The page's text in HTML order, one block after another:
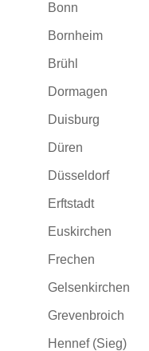
Bonn
Bornheim
Brühl
Dormagen
Duisburg
Düren
Düsseldorf
Erftstadt
Euskirchen
Frechen
Gelsenkirchen
Grevenbroich
Hennef (Sieg)